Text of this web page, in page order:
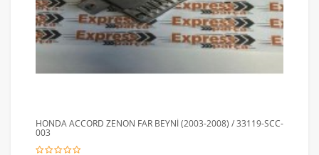
HONDA ACCORD ZENON FAR BEYNİ (2003-2008) / 33119-SCC-
003